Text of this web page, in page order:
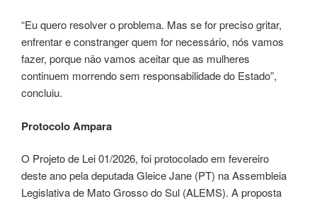
“Eu quero resolver o problema. Mas se for preciso gritar,
enfrentar e constranger quem for necessário, nós vamos
fazer, porque não vamos aceitar que as mulheres
continuem morrendo sem responsabilidade do Estado”,
concluiu.
Protocolo Ampara
O Projeto de Lei 01/2026, foi protocolado em fevereiro
deste ano pela deputada Gleice Jane (PT) na Assembleia
Legislativa de Mato Grosso do Sul (ALEMS). A proposta